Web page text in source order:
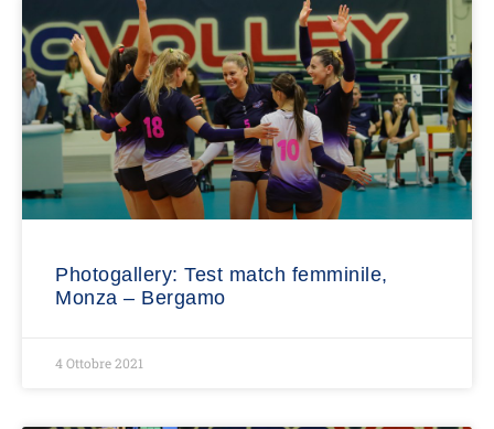
Photogallery: Test match femminile,
Monza – Bergamo
4 Ottobre 2021